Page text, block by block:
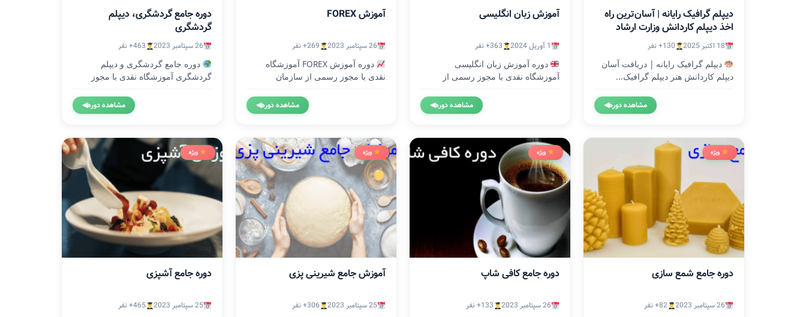
دیپلم گرافیک رایانه | آسان‌ترین راه
اخذ دیپلم کاردانش وزارت ارشاد
18 اکتبر 2025
130+ نفر
دیپلم گرافیک رایانه | دریافت آسان
دیپلم کاردانش هنر دیپلم گرافیک...
مشاهده دوره◀
آموزش زبان انگلیسی
1 آوریل 2024
363+ نفر
دوره آموزش زبان انگلیسی
آموزشگاه نقدی با مجوز رسمی از
مشاهده دوره◀
آموزش FOREX
26 سپتامبر 2023
269+ نفر
دوره آموزش FOREX آموزشگاه
نقدی با مجوز رسمی از سازمان
مشاهده دوره◀
دوره جامع گردشگری، دیپلم
گردشگری
26 سپتامبر 2023
463+ نفر
دوره جامع گردشگری و دیپلم
گردشگری آموزشگاه نقدی با مجوز
مشاهده دوره◀
ویژه
دوره جامع شمع سازی
26 سپتامبر 2023
82+ نفر
ویژه
دوره جامع کافی شاپ
26 سپتامبر 2023
133+ نفر
ویژه
آموزش جامع شیرینی پزی
25 سپتامبر 2023
306+ نفر
ویژه
دوره جامع آشپزی
25 سپتامبر 2023
465+ نفر